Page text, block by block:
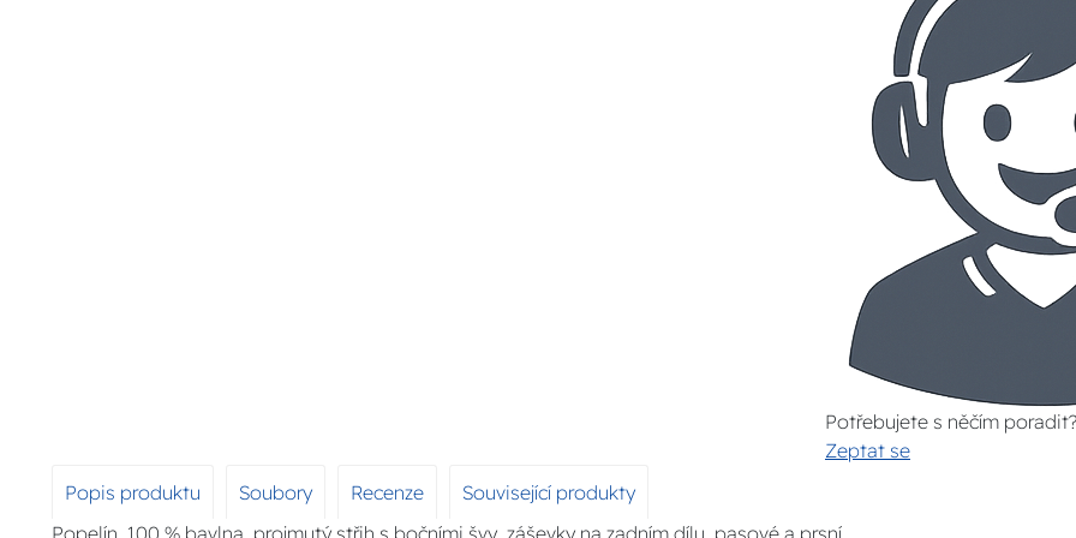
Potřebujete s něčím poradit?
Zeptat se
Popis produktu
Soubory Recenze
Související produkty